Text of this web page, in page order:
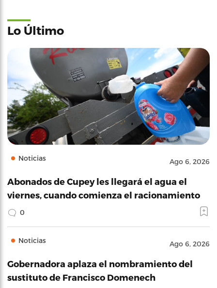
Lo Último
Noticias Ago 6, 2026
Abonados de Cupey les llegará el agua el
viernes, cuando comienza el racionamiento
0
Noticias Ago 6, 2026
Gobernadora aplaza el nombramiento del
sustituto de Francisco Domenech